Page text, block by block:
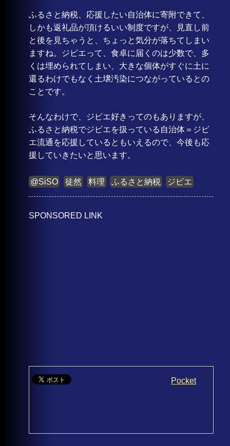
ふるさと納税、応援したい自治体に寄附できて、
しかも返礼品が頂けるいい制度ですが、見直し前
と後を見ちゃうと、ちょっと気分が落ちてしまい
ますね。ジビエって、食卓に届くのは少数で、多
くは埋められてしまい、大きな個体がすぐに土に
還るわけでもなく土壌汚染につながっているとの
ことです。
そんなわけで、ジビエ好きってのもありますが、
ふるさと納税でジビエを扱っている自治体＝ジビ
エ流通を応援しているともいえるので、今後も応
援していきたいと思います。
@SiSO 徒然 料理 ふるさと納税 ジビエ
SPONSORED LINK
Pocket